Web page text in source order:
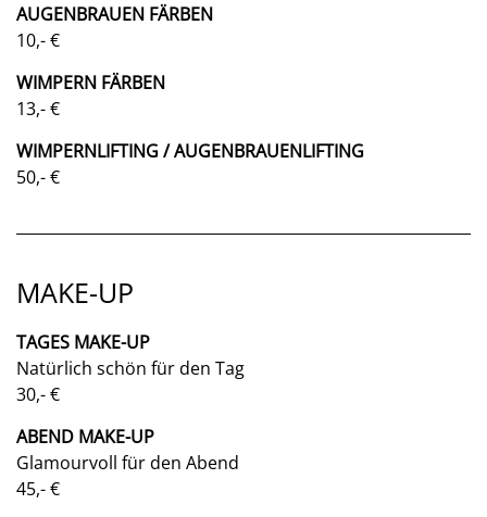
AUGENBRAUEN FÄRBEN
10,- €
WIMPERN FÄRBEN
13,- €
WIMPERNLIFTING / AUGENBRAUENLIFTING
50,- €
MAKE-UP
TAGES MAKE-UP
Natürlich schön für den Tag
30,- €
ABEND MAKE-UP
Glamourvoll für den Abend
45,- €